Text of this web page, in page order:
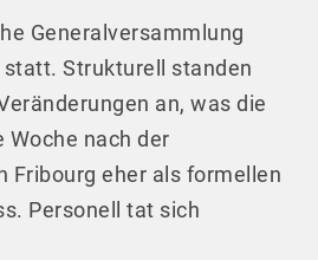
Generalversammlung
Strukturell standen
an, was die
nach der
Fribourg eher als formellen
Personell tat sich